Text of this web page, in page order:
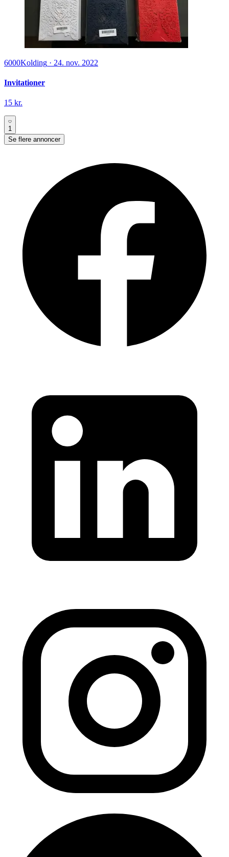
6000Kolding · 24. nov. 2022
Invitationer
15 kr.
1
Se flere annoncer